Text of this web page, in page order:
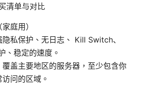
清单与对比
庭用）
私保护、无日志、 Kill Switch、
、稳定的速度。
覆盖主要地区的服务器，至少包含你
问的区域。